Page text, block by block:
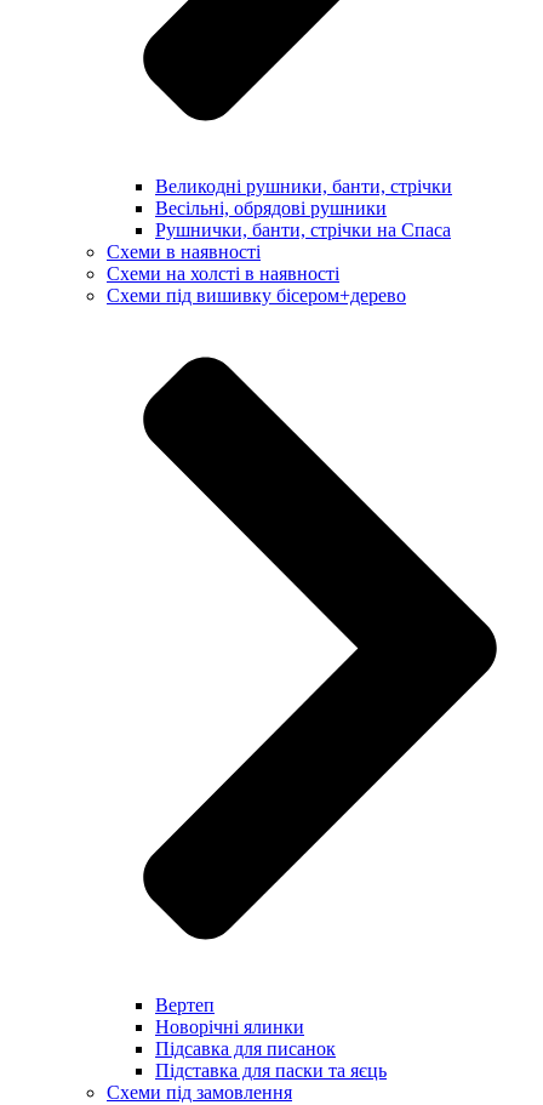
Великодні рушники, банти, стрічки
Весільні, обрядові рушники
Рушнички, банти, стрічки на Спаса
Схеми в наявності
Схеми на холсті в наявності
Схеми під вишивку бісером+дерево
Вертеп
Новорічні ялинки
Підсавка для писанок
Підставка для паски та яєць
Схеми під замовлення